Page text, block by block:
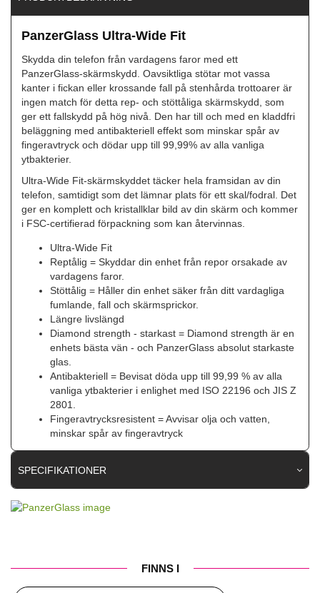
PanzerGlass Ultra-Wide Fit
Skydda din telefon från vardagens faror med ett
PanzerGlass-skärmskydd. Oavsiktliga stötar mot vassa
kanter i fickan eller krossande fall på stenhårda trottoarer är
ingen match för detta rep- och stöttåliga skärmskydd, som
ger ett fallskydd på hög nivå. Den har till och med en kladdfri
beläggning med antibakteriell effekt som minskar spår av
fingeravtryck och dödar upp till 99,99% av alla vanliga
ytbakterier.
Ultra-Wide Fit-skärmskyddet täcker hela framsidan av din
telefon, samtidigt som det lämnar plats för ett skal/fodral. Det
ger en komplett och kristallklar bild av din skärm och kommer
i FSC-certifierad förpackning som kan återvinnas.
Ultra-Wide Fit
Reptålig = Skyddar din enhet från repor orsakade av
vardagens faror.
Stöttålig = Håller din enhet säker från ditt vardagliga
fumlande, fall och skärmsprickor.
Längre livslängd
Diamond strength - starkast = Diamond strength är en
enhets bästa vän - och PanzerGlass absolut starkaste
glas.
Antibakteriell = Bevisat döda upp till 99,99 % av alla
vanliga ytbakterier i enlighet med ISO 22196 och JIS Z
2801.
Fingeravtrycksresistent = Avvisar olja och vatten,
minskar spår av fingeravtryck
SPECIFIKATIONER
FINNS I